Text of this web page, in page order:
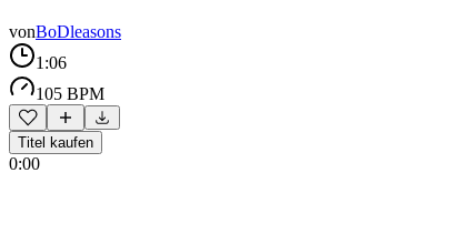
vonBoDleasons
1:06
105 BPM
Titel kaufen
0:00